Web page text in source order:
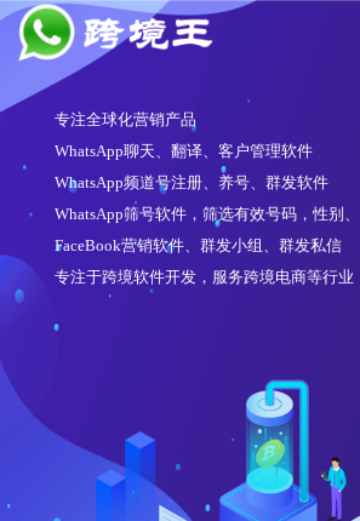
专注全球化营销产品
WhatsApp聊天、翻译、客户管理软件
WhatsApp频道号注册、养号、群发软件
WhatsApp筛号软件，筛选有效号码，性别
FaceBook营销软件、群发小组、群发私信
专注于跨境软件开发，服务跨境电商等行业